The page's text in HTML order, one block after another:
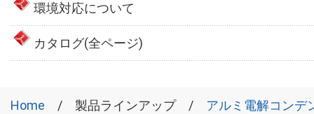
環境対応について
カタログ(全ページ)
Home 製品ラインアップ アルミ電解コンデ